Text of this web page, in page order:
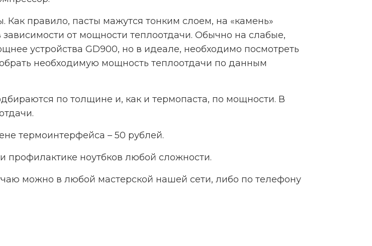
правило, пасты мажутся тонким слоем, на «камень»
от мощности теплоотдачи. Обычно на слабые,
устройства GD900, но в идеале, необходимо посмотреть
необходимую мощность теплоотдачи по данным
по толщине и, как и термопаста, по мощности. В
термоинтерфейса – 50 рублей.
профилактике ноутбков любой сложности.
можно в любой мастерской нашей сети, либо по телефону